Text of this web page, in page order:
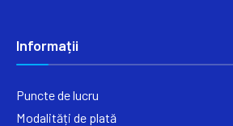
Informații
Puncte de lucru
Modalități de plată